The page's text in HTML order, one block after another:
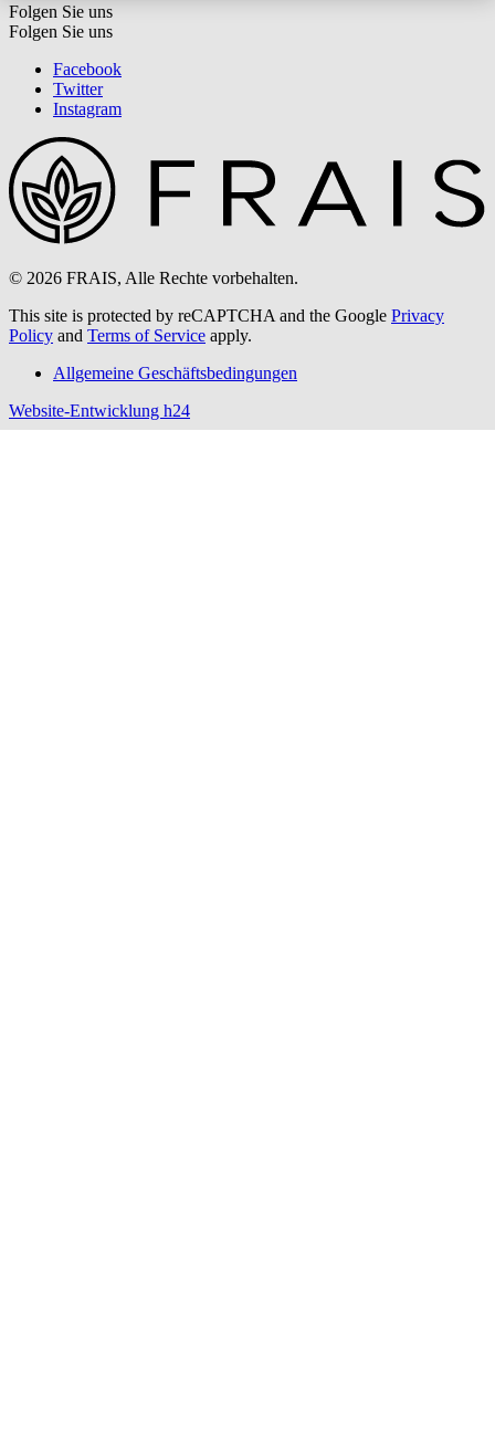
Folgen Sie uns
Folgen Sie uns
Facebook
Twitter
Instagram
© 2026 FRAIS, Alle Rechte vorbehalten.
This site is protected by reCAPTCHA and the Google Privacy
Policy and Terms of Service apply.
Allgemeine Geschäftsbedingungen
Website-Entwicklung h24